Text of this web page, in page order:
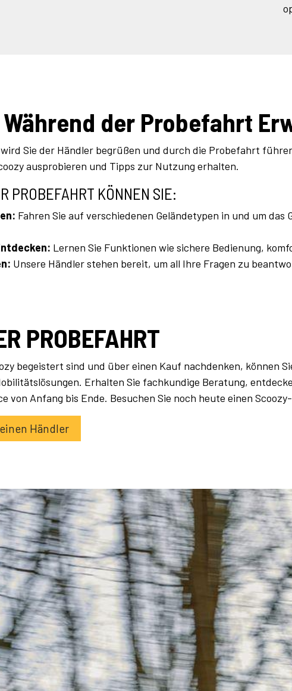
Während der Probefahrt
Sie der Händler begrüßen und durch die Probefahrt
ausprobieren und Tipps zur Nutzung erhalten.
PROBEFAHRT KÖNNEN SIE:
Fahren Sie auf verschiedenen Geländetypen in und um
Lernen Sie Funktionen wie sichere Bedienung,
Unsere Händler stehen bereit, um all Ihre Fragen zu
PROBEFAHRT
begeistert sind und über einen Kauf nachdenken, können
Erhalten Sie fachkundige Beratung,
von Anfang bis Ende. Besuchen Sie noch heute einen
Händler